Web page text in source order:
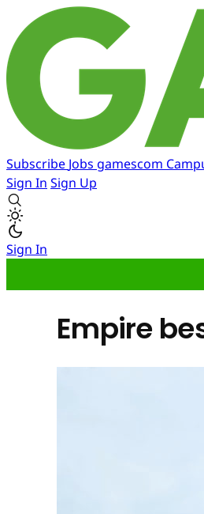
Subscribe Jobs gamescom
Sign In Sign Up
Sign In
Empire